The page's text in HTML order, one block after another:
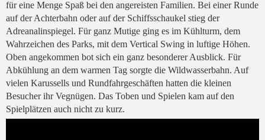
für eine Menge Spaß bei den angereisten Familien. Bei einer Runde
auf der Achterbahn oder auf der Schiffsschaukel stieg der
Adreanalinspiegel. Für ganz Mutige ging es im Kühlturm, dem
Wahrzeichen des Parks, mit dem Vertical Swing in luftige Höhen.
Oben angekommen bot sich ein ganz besonderer Ausblick. Für
Abkühlung an dem warmen Tag sorgte die Wildwasserbahn. Auf
vielen Karussells und Rundfahrgeschäften hatten die kleinen
Besucher ihr Vegnügen. Das Toben und Spielen kam auf den
Spielplätzen auch nicht zu kurz.